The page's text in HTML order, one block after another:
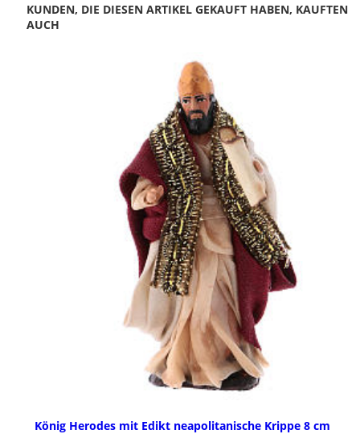
KUNDEN, DIE DIESEN ARTIKEL GEKAUFT HABEN, KAUFTEN
AUCH
König Herodes mit Edikt neapolitanische Krippe 8 cm